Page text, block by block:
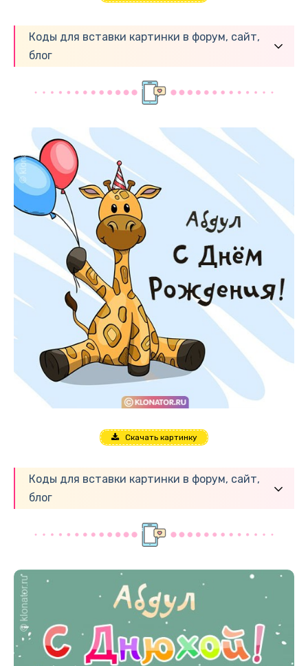
Коды для вставки картинки в форум, сайт,
блог
Скачать картинку
Коды для вставки картинки в форум, сайт,
блог